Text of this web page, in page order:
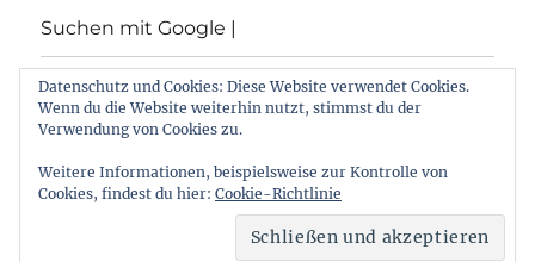
Suchen mit Google |
Themen
Archiv von: Berlin:Verkehr
Stolz präsentiert von
Datenschutz und Cookies: Diese Website verwendet Cookies.
Wenn du die Website weiterhin nutzt, stimmst du der
Verwendung von Cookies zu.
Weitere Informationen, beispielsweise zur Kontrolle von
Cookies, findest du hier: Cookie-Richtlinie